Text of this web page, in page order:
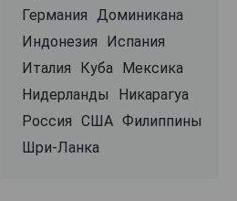
Германия
Доминикана
Индонезия
Испания
Италия
Куба
Мексика
Нидерланды
Никарагуа
Россия США Филиппины
Шри-Ланка